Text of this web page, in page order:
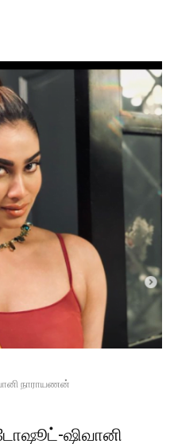
நாராயணன்
ஷிவானி